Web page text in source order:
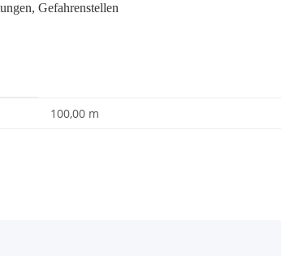
Gefahrenstellen
100,00 m